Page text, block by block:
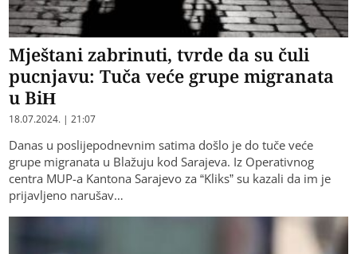
Mještani zabrinuti, tvrde da su čuli
pucnjavu: Tuča veće grupe migranata
u BiH
18.07.2024. | 21:07
Danas u poslijepodnevnim satima došlo je do tuče veće
grupe migranata u Blažuju kod Sarajeva. Iz Operativnog
centra MUP-a Kantona Sarajevo za “Kliks” su kazali da im je
prijavljeno narušav…